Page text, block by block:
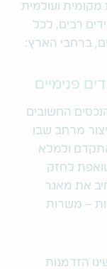
ועולמית
רבים, לכל
ברחבי הארץ:
פנימיים
החשובים
מרחב שבו
ולמלא
לחזק
את מאגר
– משרות
הזדמנות